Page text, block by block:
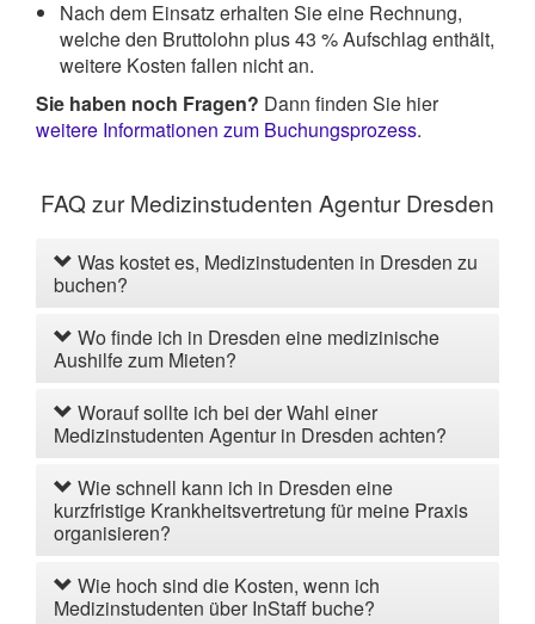
Nach dem Einsatz erhalten Sie eine Rechnung,
welche den Bruttolohn plus 43 % Aufschlag enthält,
weitere Kosten fallen nicht an.
Sie haben noch Fragen? Dann finden Sie hier
weitere Informationen zum Buchungsprozess.
FAQ zur Medizinstudenten Agentur Dresden
Was kostet es, Medizinstudenten in Dresden zu
buchen?
Wo finde ich in Dresden eine medizinische
Aushilfe zum Mieten?
Worauf sollte ich bei der Wahl einer
Medizinstudenten Agentur in Dresden achten?
Wie schnell kann ich in Dresden eine
kurzfristige Krankheitsvertretung für meine Praxis
organisieren?
Wie hoch sind die Kosten, wenn ich
Medizinstudenten über InStaff buche?